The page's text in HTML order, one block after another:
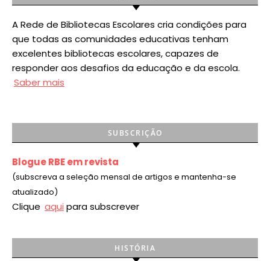
A Rede de Bibliotecas Escolares cria condições para
que todas as comunidades educativas tenham
excelentes bibliotecas escolares, capazes de
responder aos desafios da educação e da escola.
Saber mais
SUBSCRIÇÃO
Blogue RBE em revista
(subscreva a seleção mensal de artigos e mantenha-se
atualizado)
Clique aqui para subscrever
HISTÓRIA